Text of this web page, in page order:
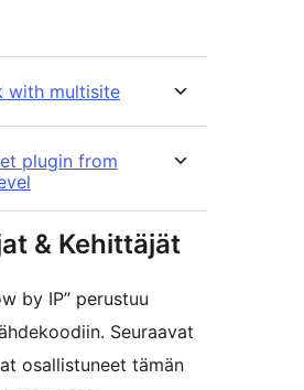
with multisite
plugin from
& Kehittäjät
by IP” perustuu
Seuraavat
osallistuneet tämän